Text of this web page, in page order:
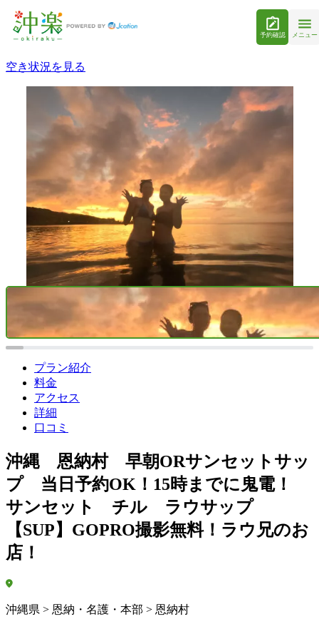
予約確認 メニュー
空き状況を見る
プラン紹介
料金
アクセス
詳細
口コミ
沖縄 恩納村 早朝ORサンセットサッ
プ 当日予約OK！15時までに鬼電！
サンセット チル ラウサップ
【SUP】GOPRO撮影無料！ラウ兄のお
店！
沖縄県 > 恩納・名護・本部 > 恩納村